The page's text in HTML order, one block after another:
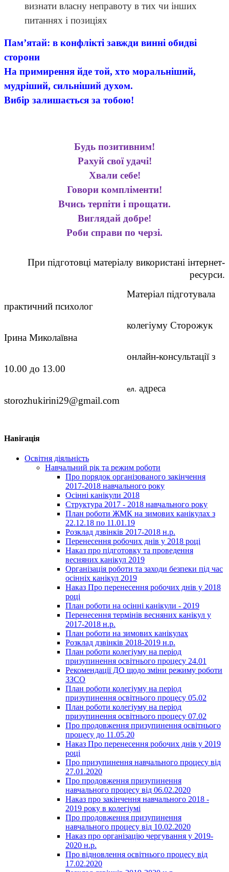
визнати власну неправоту в тих чи інших
питаннях і позиціях
Пам’ятай: в конфлікті завжди винні обидві
сторони
На примирення йде той, хто моральніший,
мудріший, сильніший духом.
Вибір залишається за тобою!
Будь позитивним!
Рахуй свої удачі!
Хвали себе!
Говори компліменти!
Вчись терпіти і прощати.
Виглядай добре!
Роби справи по черзі.
При підготовці матеріалу використані інтернет-
ресурси.
Матеріал підготувала
практичний психолог
колегіуму Сторожук
Ірина Миколаївна
онлайн-консультації з
10.00 до 13.00
ел. адреса
storozhukirini29@gmail.com
Навігація
Освітня діяльність
Навчальний рік та режим роботи
Про порядок організованого закінчення
2017-2018 навчального року
Осінні канікули 2018
Структура 2017 - 2018 навчального року
План роботи ЖМК на зимових канікулах з
22.12.18 по 11.01.19
Розклад дзвінків 2017-2018 н.р.
Перенесення робочих днів у 2018 році
Наказ про підготовку та проведення
весняних канікул 2019
Організація роботи та заходи безпеки під час
осінніх канікул 2019
Наказ Про перенесення робочих днів у 2018
році
План роботи на осінні канікули - 2019
Перенесення термінів весняних канікул у
2017-2018 н.р.
План роботи на зимових канікулах
Розклад дзвінків 2018-2019 н.р.
План роботи колегіуму на період
призупинення освітнього процесу 24.01
Рекомендації ДО щодо зміни режиму роботи
ЗЗСО
План роботи колегіуму на період
призупинення освітнього процесу 05.02
План роботи колегіуму на період
призупинення освітнього процесу 07.02
Про продовження призупинення освітнього
процесу до 11.05.20
Наказ Про перенесення робочих днів у 2019
році
Про призупинення навчального процесу від
27.01.2020
Про продовження призупинення
навчального процесу від 06.02.2020
Наказ про закінчення навчального 2018 -
2019 року в колегіумі
Про продовження призупинення
навчального процесу від 10.02.2020
Наказ про організацію чергування у 2019-
2020 н.р.
Про відновлення освітнього процесу від
17.02.2020